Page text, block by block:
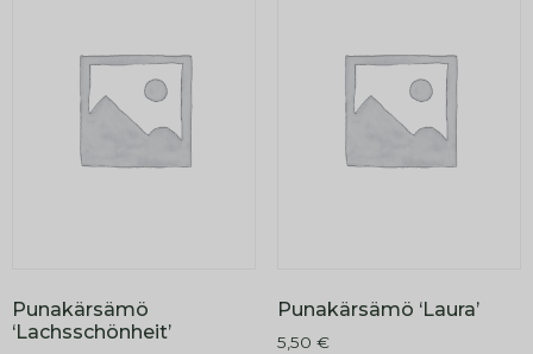
Punakärsämö
‘Lachsschönheit’
Punakärsämö ‘Laura’
5,50 €